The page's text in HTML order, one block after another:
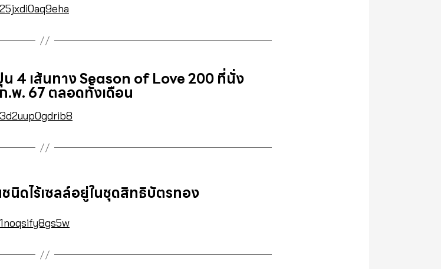
4 เส้นทาง Season of Love 200 ที่นั่ง
.พ. 67 ตลอดทั้งเดือน
ดไร้เซลล์อยู่ในชุดสิทธิบัตรทอง